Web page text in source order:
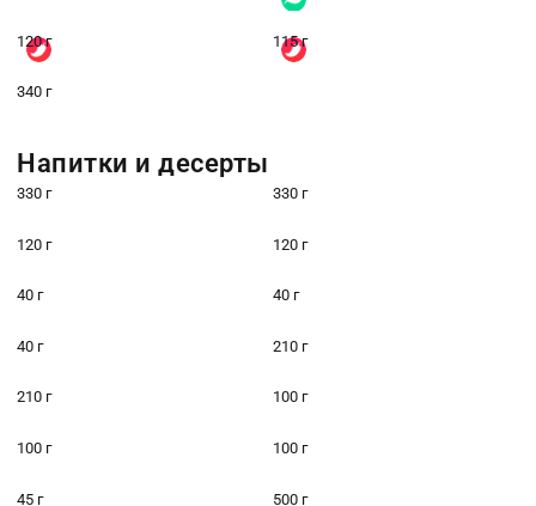
120 г 115 г
340 г
Напитки и десерты
330 г 330 г
120 г 120 г
40 г 40 г
40 г 210 г
210 г 100 г
100 г 100 г
45 г 500 г